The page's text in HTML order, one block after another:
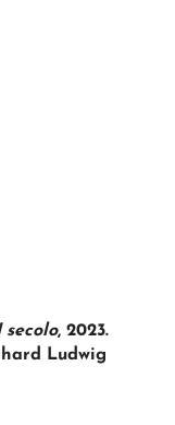
, 2023.
Ludwig